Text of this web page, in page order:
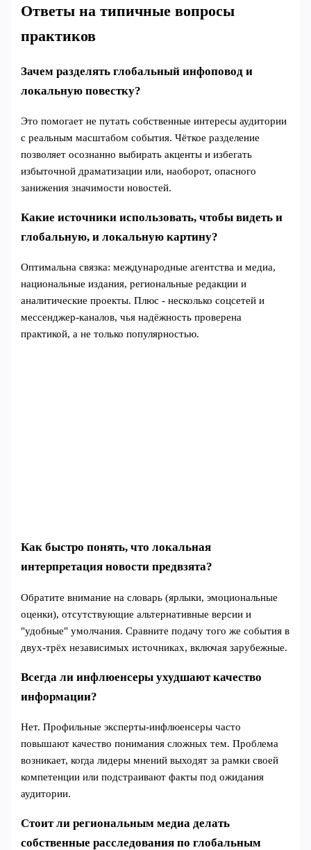
Ответы на типичные вопросы
практиков
Зачем разделять глобальный инфоповод и
локальную повестку?
Это помогает не путать собственные интересы аудитории
с реальным масштабом события. Чёткое разделение
позволяет осознанно выбирать акценты и избегать
избыточной драматизации или, наоборот, опасного
занижения значимости новостей.
Какие источники использовать, чтобы видеть и
глобальную, и локальную картину?
Оптимальна связка: международные агентства и медиа,
национальные издания, региональные редакции и
аналитические проекты. Плюс - несколько соцсетей и
мессенджер‑каналов, чья надёжность проверена
практикой, а не только популярностью.
Как быстро понять, что локальная
интерпретация новости предвзята?
Обратите внимание на словарь (ярлыки, эмоциональные
оценки), отсутствующие альтернативные версии и
"удобные" умолчания. Сравните подачу того же события в
двух‑трёх независимых источниках, включая зарубежные.
Всегда ли инфлюенсеры ухудшают качество
информации?
Нет. Профильные эксперты‑инфлюенсеры часто
повышают качество понимания сложных тем. Проблема
возникает, когда лидеры мнений выходят за рамки своей
компетенции или подстраивают факты под ожидания
аудитории.
Стоит ли региональным медиа делать
собственные расследования по глобальным